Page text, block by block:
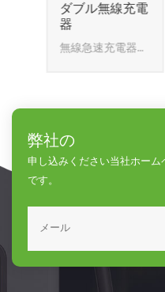
無線充電器ポー
タブル電源
無線充電、イージーライフ！
弊社の
申し込みください当社ホー
です。